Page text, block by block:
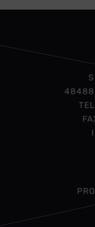
48488